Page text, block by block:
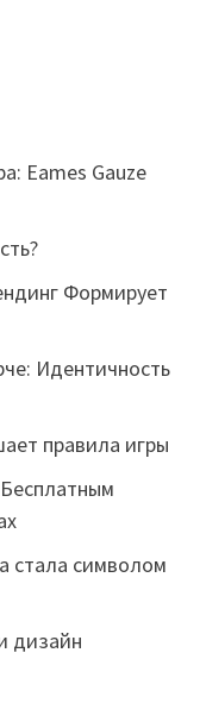
Eames Gauze
Формирует
Идентичность
правила игры
стала символом
дизайн